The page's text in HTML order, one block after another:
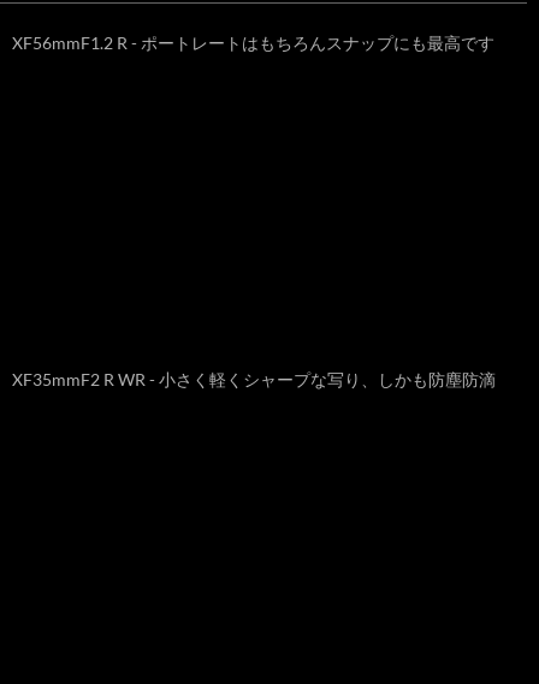
XF56mmF1.2 R - ポートレートはもちろんスナップにも最高です
XF35mmF2 R WR - 小さく軽くシャープな写り、しかも防塵防滴